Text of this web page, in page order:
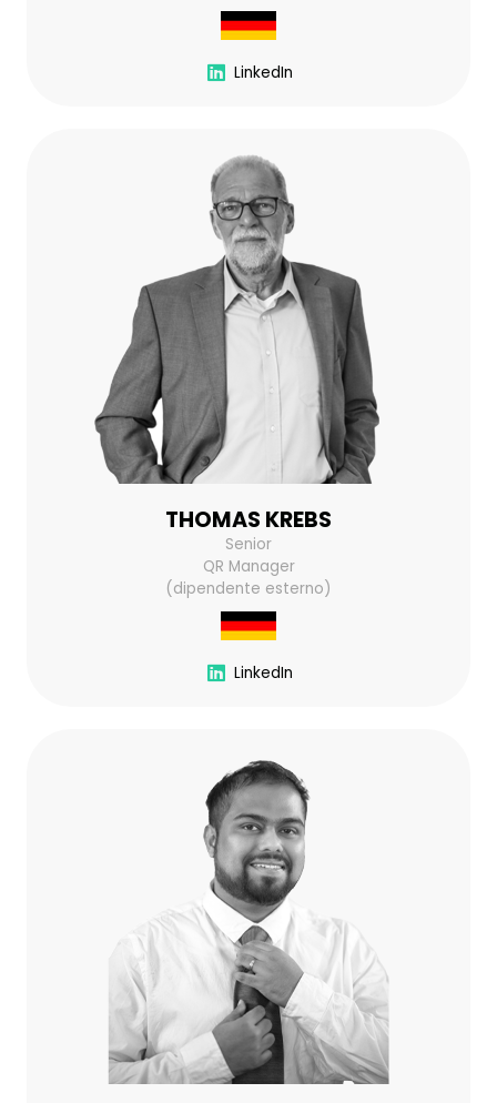
LinkedIn
THOMAS KREBS
Senior
QR Manager
(dipendente esterno)
LinkedIn